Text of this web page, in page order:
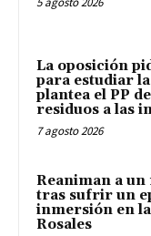
La oposición
para estudiar
plantea el PP
residuos a las
7 agosto 2026
Reaniman a un
tras sufrir un
inmersión en
Rosales